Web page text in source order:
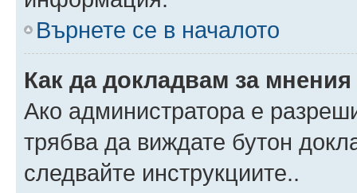
Върнете се в началото
Как да докладвам за
Ако администратора е
трябва да виждате бутон
следвайте инструкциите..